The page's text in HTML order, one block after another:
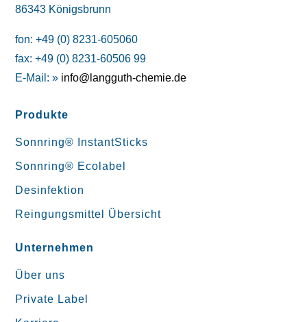
86343 Königsbrunn
fon: +49 (0) 8231-605060
fax: +49 (0) 8231-60506 99
E-Mail: » info@langguth-chemie.de
Produkte
Sonnring® InstantSticks
Sonnring® Ecolabel
Desinfektion
Reingungsmittel Übersicht
Unternehmen
Über uns
Private Label